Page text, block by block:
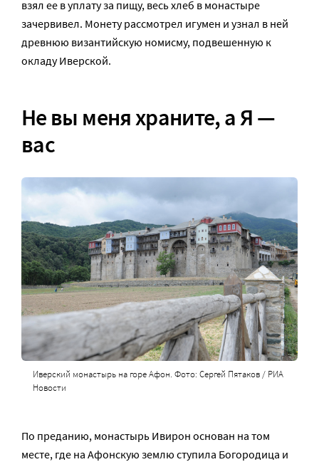
взял ее в уплату за пищу, весь хлеб в монастыре
зачервивел. Монету рассмотрел игумен и узнал в ней
древнюю византийскую номисму, подвешенную к
окладу Иверской.
Не вы меня храните, а Я —
вас
Иверский монастырь на горе Афон. Фото: Сергей Пятаков / РИА
Новости
По преданию, монастырь Ивирон основан на том
месте, где на Афонскую землю ступила Богородица и